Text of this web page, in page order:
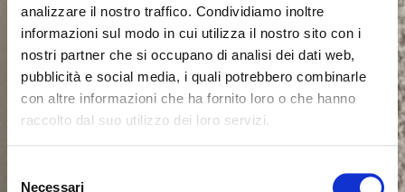
analizzare il nostro traffico. Condividiamo inoltre
informazioni sul modo in cui utilizza il nostro sito con i
nostri partner che si occupano di analisi dei dati web,
pubblicità e social media, i quali potrebbero combinarle
con altre informazioni che ha fornito loro o che hanno
raccolto dal suo utilizzo dei loro servizi.
Necessari
Seems like you’re browsing from Close